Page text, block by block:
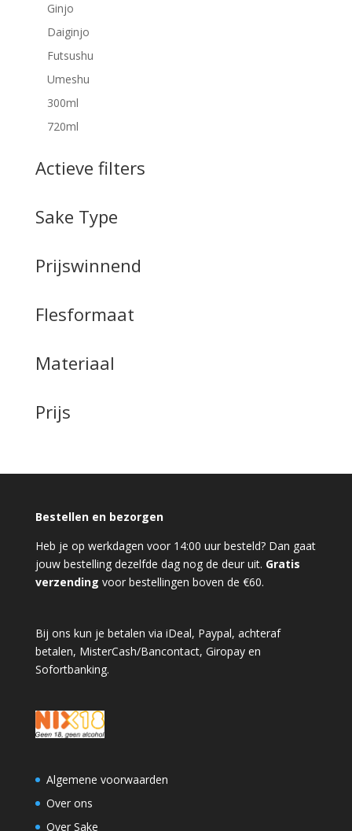
Ginjo
Daiginjo
Futsushu
Umeshu
300ml
720ml
Actieve filters
Sake Type
Prijswinnend
Flesformaat
Materiaal
Prijs
Bestellen en bezorgen
Heb je op werkdagen voor 14:00 uur besteld? Dan gaat
jouw bestelling dezelfde dag nog de deur uit. Gratis
verzending voor bestellingen boven de €60.
Bij ons kun je betalen via iDeal, Paypal, achteraf
betalen, MisterCash/Bancontact, Giropay en
Sofortbanking.
Algemene voorwaarden
Over ons
Over Sake